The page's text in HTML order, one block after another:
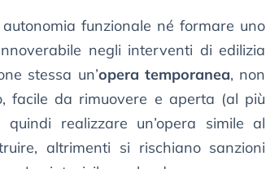
funzionale né formare uno
negli interventi di edilizia
stessa un’opera temporanea, non
facile da rimuovere e aperta (al più
realizzare un’opera simile al
altrimenti si rischiano sanzioni